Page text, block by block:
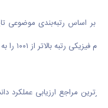
معتبرترین مراجع ارزیابی